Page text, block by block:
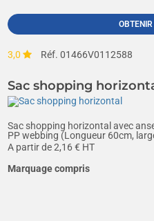
3,0 Réf. 01466V0112588
Sac shopping
Sac shopping horizontal avec
PP webbing (Longueur 60cm,
A partir de2,16€ HT
Marquage compris